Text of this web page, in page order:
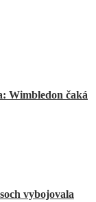
Wimbledon čaká
vybojovala